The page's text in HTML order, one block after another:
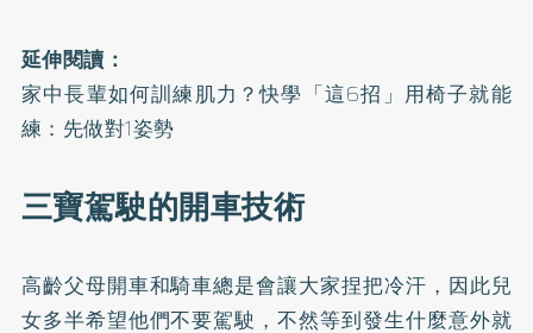
延伸閱讀：
家中長輩如何訓練肌力？快學「這6招」用椅子就能
練：先做對1姿勢
三寶駕駛的開車技術
高齡父母開車和騎車總是會讓大家捏把冷汗，因此兒
女多半希望他們不要駕駛，不然等到發生什麼意外就